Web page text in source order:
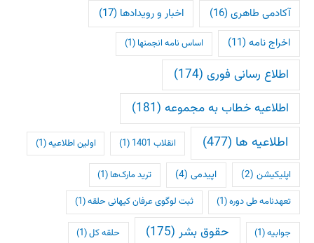
آکادمی طاهری(16) اخبار و رویدادها (17)
اخراج نامه (11) اساس نامه انجمنها (1)
اطلاع رسانی فوری (174)
اطلاعیه خطاب به مجموعه (181)
اطلاعیه ها (477) انقلاب 1401 (1) اولین اطلاعیه(1)
اپلیکیشن (2) اپیدمی(4) ترید مارک‌ها (1)
تعهدنامه طی دوره(1) ثبت لوگوی عرفان کیهانی حلقه(1)
جوابیه(1) حقوق بشر (175) حلقه کل(1)